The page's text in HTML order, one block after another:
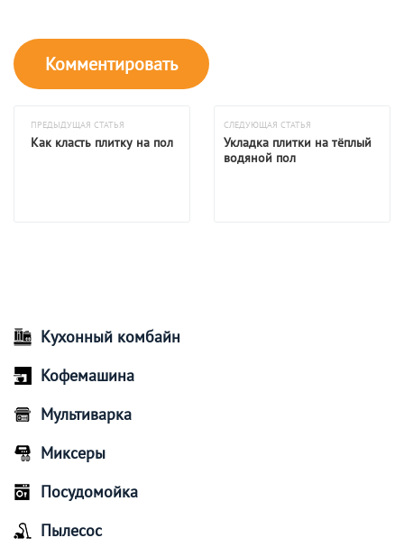
ПРЕДЫДУЩАЯ СТАТЬЯ
Как класть плитку на пол
СЛЕДУЮЩАЯ СТАТЬЯ
Укладка плитки на тёплый
водяной пол
Кухонный комбайн
Кофемашина
Мультиварка
Миксеры
Посудомойка
Пылесос